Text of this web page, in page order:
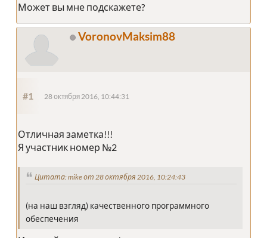
Может вы мне подскажете?
VoronovMaksim88
#1 28 октября 2016, 10:44:31
Отличная заметка!!!
Я участник номер №2
Цитата: mike от 28 октября 2016, 10:24:43
(на наш взгляд) качественного программного
обеспечения